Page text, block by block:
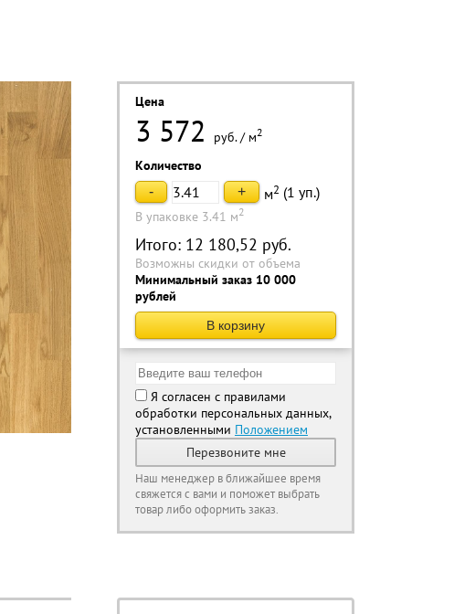
Цена
3 572 руб./ м2
Количество
- + м2 (1 уп.)
В упаковке 3.41 м2
Итого: 12 180,52 руб.
Возможны скидки от объема
Минимальный заказ 10 000
рублей
В корзину
Я согласен с правилами
обработки персональных данных,
установленными Положением
Перезвоните мне
Наш менеджер в ближайшее время
свяжется с вами и поможет выбрать
товар либо оформить заказ.